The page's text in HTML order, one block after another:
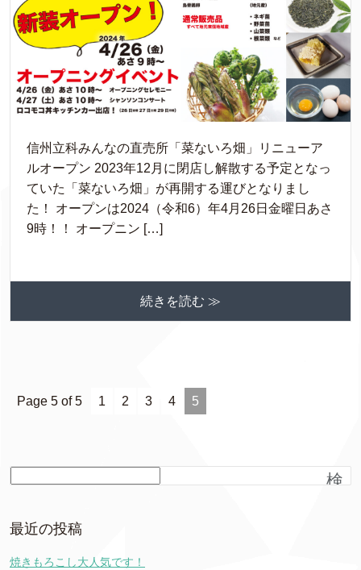
信州立科みんなの直売所「菜ないろ畑」リニューア
ルオープン 2023年12月に閉店し解散する予定となっ
ていた「菜ないろ畑」が再開する運びとなりまし
た！ オープンは2024（令和6）年4月26日金曜日あさ
9時！！ オープニン […]
続きを読む ≫
Page 5 of 5 1 2 3 4 5
検
最近の投稿
焼きもろこし大人気です！